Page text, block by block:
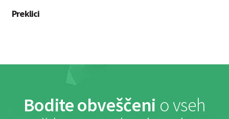
Preklici
Bodite obveščeni o vseh